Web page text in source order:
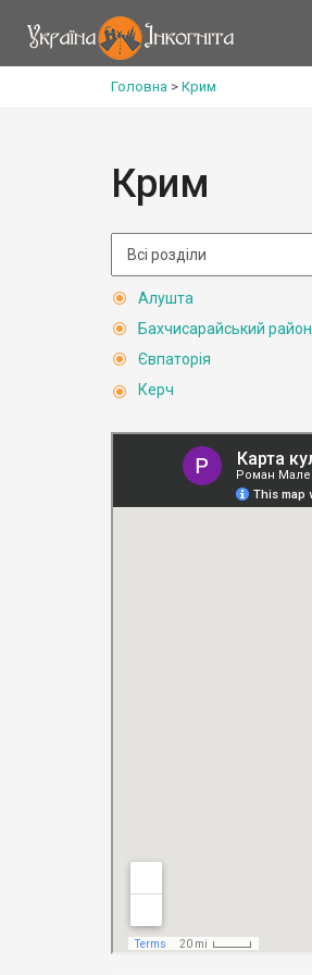
Головна > Крим
Крим
Алушта
Бахчисарайський район
Євпаторія
Керч